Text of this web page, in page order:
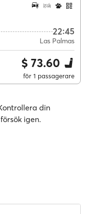
22:45
Las Palmas
$ 73.60
för 1 passagerare
din
igen.